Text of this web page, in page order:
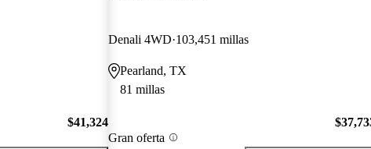
$41,324
Denali 4WD 103,451 millas
Pearland, TX
81 millas
Gran oferta